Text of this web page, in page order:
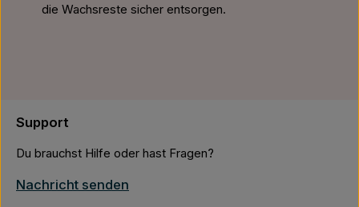
die Wachsreste sicher entsorgen.
Support
Du brauchst Hilfe oder hast Fragen?
Nachricht senden